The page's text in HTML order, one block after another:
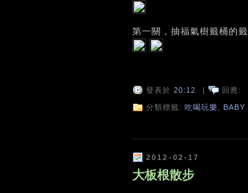
第一關，抽福氣樹籤桶的籤
發表於 20:12 | 回應:
分類標籤: 吃喝玩樂 BABY
2012-02-17
大板根散步